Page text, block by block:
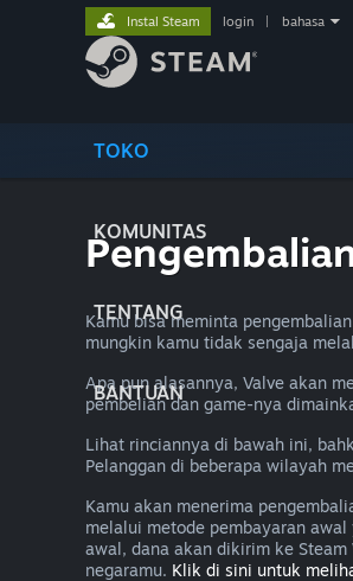
TOKO
KOMUNITAS
TENTANG
BANTUAN
Instal Steam login bahasa
Kamu bisa meminta
mungkin kamu tidak sengaja
Apa pun alasannya, Valve akan
pembelian dan game-nya
Lihat rinciannya di bawah ini,
Pelanggan di beberapa wilayah
Kamu akan menerima
melalui metode pembayaran
awal, dana akan dikirim ke
negaramu. Klik di sini untuk